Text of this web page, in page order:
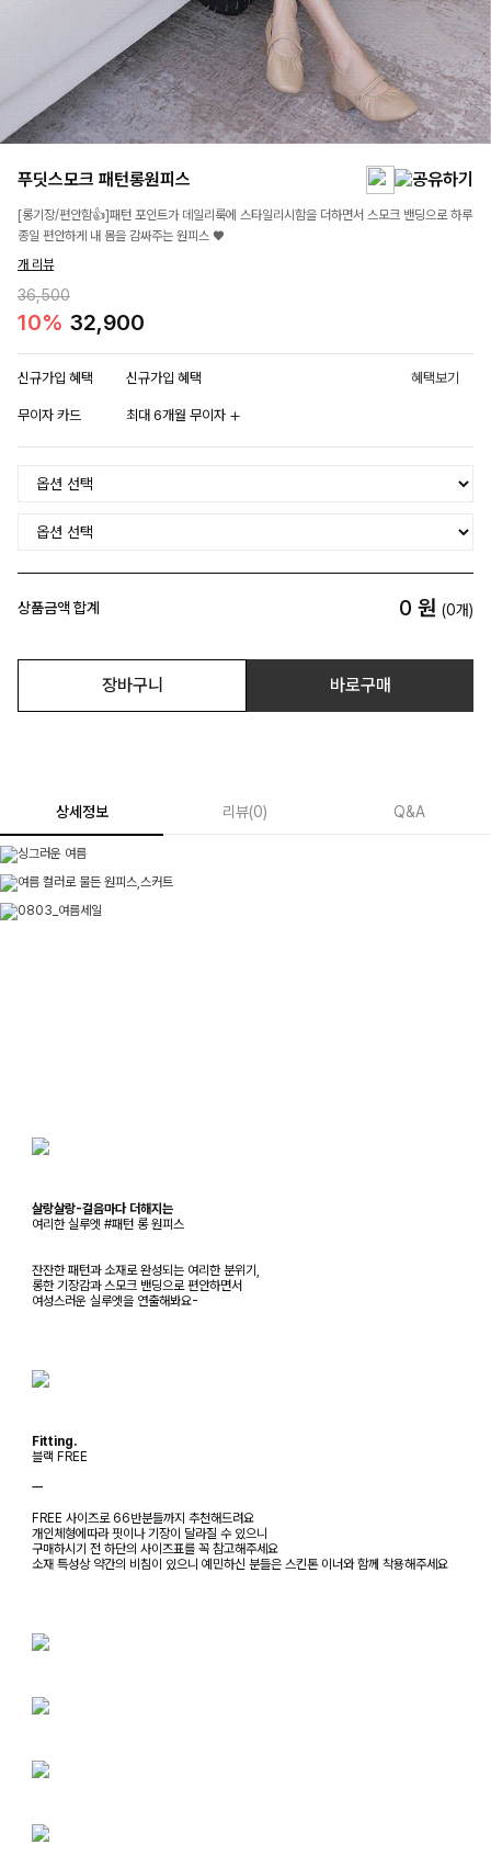
푸딧스모크 패턴롱원피스
[롱기장/편안함👍]패턴 포인트가 데일리룩에 스타일리시함을 더하면서 스모크 밴딩으로 하루
종일 편안하게 내 몸을 감싸주는 원피스 ♥
개 리뷰
36,500
10% 32,900
신규가입 혜택 신규가입 혜택 혜택보기
무이자 카드 최대 6개월 무이자
상품금액 합계 0 원 (0개)
장바구니 바로구매
상세정보 리뷰(0) Q&A
살랑살랑-걸음마다 더해지는
여리한 실루엣 #패턴 롱 원피스
잔잔한 패턴과 소재로 완성되는 여리한 분위기,
롱한 기장감과 스모크 밴딩으로 편안하면서
여성스러운 실루엣을 연출해봐요-
Fitting.
블랙 FREE
ㅡ
FREE 사이즈로 66반분들까지 추천해드려요
개인체형에따라 핏이나 기장이 달라질 수 있으니
구매하시기 전 하단의 사이즈표를 꼭 참고해주세요
소재 특성상 약간의 비침이 있으니 예민하신 분들은 스킨톤 이너와 함께 착용해주세요